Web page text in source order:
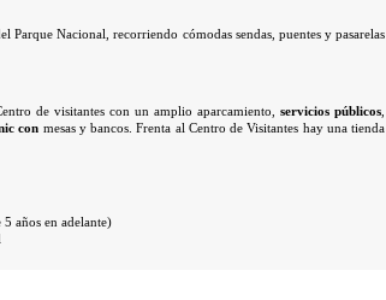
Nacional, recorriendo cómodas sendas, puentes y pasarelas
de visitantes con un amplio aparcamiento,servicios públicos
con mesas y bancos. Frenta al Centro de Visitantes hay una tienda
años en adelante)